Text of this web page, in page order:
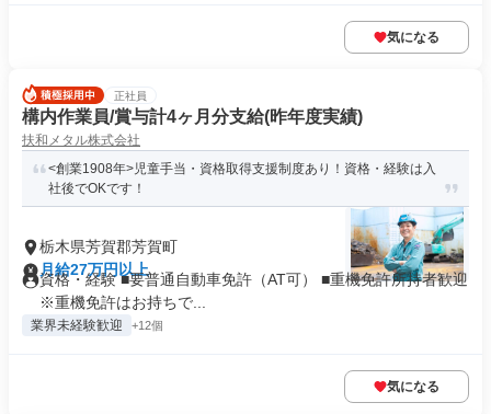
気になる
正社員
構内作業員/賞与計4ヶ月分支給(昨年度実績)
扶和メタル株式会社
<創業1908年>児童手当・資格取得支援制度あり！資格・経験は入
社後でOKです！
栃木県芳賀郡芳賀町
月給27万円以上
資格・経験 ■要普通自動車免許（AT可） ■重機免許所持者歓迎
※重機免許はお持ちで...
業界未経験歓迎 +12個
気になる